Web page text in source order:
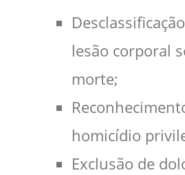
lesão corporal
morte;
homicídio
Exclusão de